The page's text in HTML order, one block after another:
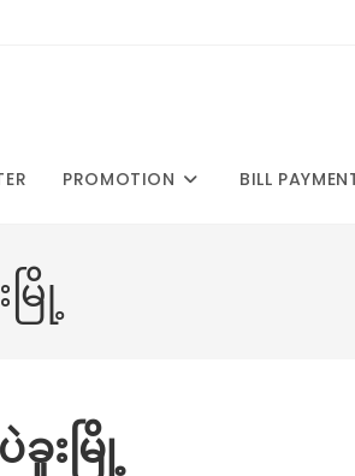
PROMOTION BILL
ြို့
ခူးမြို့